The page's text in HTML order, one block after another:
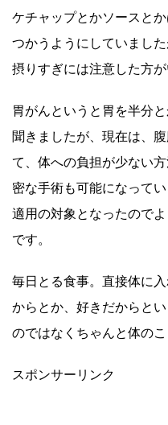
ケチャップとかソースと
つかうようにしていまし
摂りすぎには注意した方が
胃がんというと胃を半分
聞きましたが、現在は、
て、体への負担が少ない
密な手術も可能になって
適用の対象となったので
です。
毎日とる食事。直接体に
からとか、好きだからと
のではなくちゃんと体のこ
スポンサーリンク